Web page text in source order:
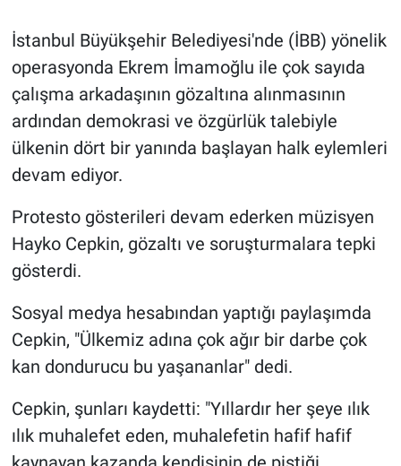
İstanbul Büyükşehir Belediyesi'nde (İBB) yönelik
operasyonda Ekrem İmamoğlu ile çok sayıda
çalışma arkadaşının gözaltına alınmasının
ardından demokrasi ve özgürlük talebiyle
ülkenin dört bir yanında başlayan halk eylemleri
devam ediyor.
Protesto gösterileri devam ederken müzisyen
Hayko Cepkin, gözaltı ve soruşturmalara tepki
gösterdi.
Sosyal medya hesabından yaptığı paylaşımda
Cepkin, "Ülkemiz adına çok ağır bir darbe çok
kan dondurucu bu yaşananlar" dedi.
Cepkin, şunları kaydetti: "Yıllardır her şeye ılık
ılık muhalefet eden, muhalefetin hafif hafif
Günün görüntüsü
Haber
İlan
Koronavirüs
Ne demişti
Popüler